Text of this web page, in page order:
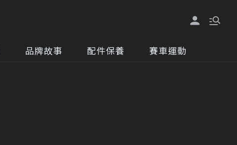
品牌故事 配件保養 賽車運動